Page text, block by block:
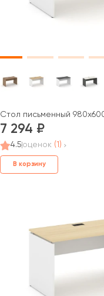
Стол письменный
7 294
4.5 оценок (1)
В корзину